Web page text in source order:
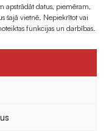
apstrādāt datus, piemēram,
šajā vietnē. Nepiekrītot vai
funkcijas un darbības.